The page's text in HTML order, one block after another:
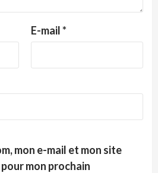
E-mail*
mon e-mail et mon site
mon prochain